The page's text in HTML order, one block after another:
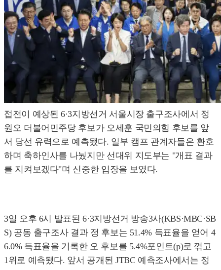
접전이 예상된 6·3지방선거 서울시장 출구조사에서 정
원오 더불어민주당 후보가 오세훈 국민의힘 후보를 앞
서 당선 유력으로 예측됐다. 일부 캠프 관계자들은 환호
하며 축하인사를 나눴지만 선대위 지도부는 "개표 결과
를 지켜보겠다"며 신중한 입장을 보였다.
3일 오후 6시 발표된 6·3지방선거 방송3사(KBS·MBC·SB
S) 공동 출구조사 결과 정 후보는 51.4% 득표율을 얻어 4
6.0% 득표율을 기록한 오 후보를 5.4%포인트(p)로 꺾고
1위로 예측됐다. 앞서 공개된 JTBC 예측조사에서는 정